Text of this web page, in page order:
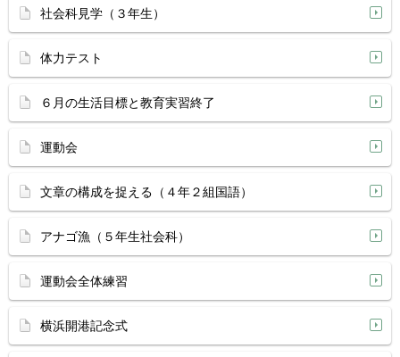
社会科見学（３年生）
体力テスト
６月の生活目標と教育実習終了
運動会
文章の構成を捉える（４年２組国語）
アナゴ漁（５年生社会科）
運動会全体練習
横浜開港記念式